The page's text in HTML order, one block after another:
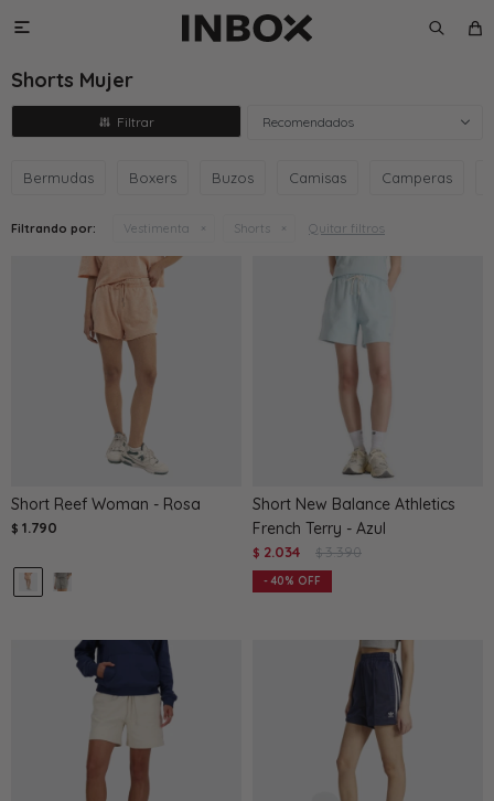

Shorts Mujer
Recomendados
Bermudas Boxers Buzos Camisas Camperas
Filtrando por: Vestimenta Shorts Quitar filtros
Short Reef Woman - Rosa
$ 1.790
Short New Balance Athletics
French Terry - Azul
$ 2.034 $ 3.390
40